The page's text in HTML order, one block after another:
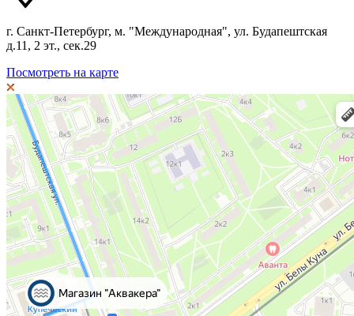
г. Санкт-Петербург, м. "Международная", ул. Будапештская
д.11, 2 эт., сек.29
Посмотреть на карте